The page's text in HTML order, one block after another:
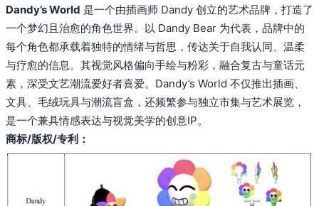
Dandy’s World 是一个由插画师 Dandy 创立的艺术品牌，打造了
一个梦幻且治愈的角色世界。以 Dandy Bear 为代表，品牌中的
每个角色都承载着独特的情绪与哲思，传达关于自我认同、温柔
与疗愈的信息。其视觉风格偏向手绘与粉彩，融合复古与童话元
素，深受文艺潮流爱好者喜爱。Dandy’s World 不仅推出插画、
文具、毛绒玩具与潮流盲盒，还频繁参与独立市集与艺术展览，
是一个兼具情感表达与视觉美学的创意IP。
商标/版权/专利：